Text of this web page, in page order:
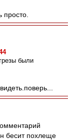
просто.
были
бесит похлеще